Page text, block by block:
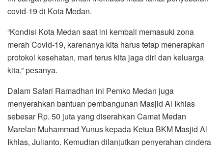
covid-19 di Kota Medan.
“Kondisi Kota Medan saat ini kembali memasuki zona
merah Covid-19, karenanya kita harus tetap menerapkan
protokol kesehatan, mari terus kita jaga diri dan keluarga
kita,” pesanya.
Dalam Safari Ramadhan ini Pemko Medan juga
menyerahkan bantuan pembangunan Masjid Al Ikhlas
sebesar Rp. 50 juta yang diserahkan Camat Medan
Marelan Muhammad Yunus kepada Ketua BKM Masjid Al
Ikhlas, Julianto. Kemudian dilanjutkan penyerahan cindera